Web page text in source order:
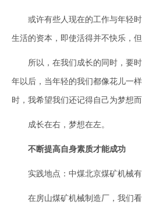
或许有些人现在的工作与年轻时
生活的资本，即使活得并不快乐，
所以，在我们成长的同时，要时
年以后，当年轻的我们都像花儿一
时，我希望我们还记得自己为梦想而
成长在右，梦想在左。
不断提高自身素质才能成功
实践地点：中煤北京煤矿机械有
在房山煤矿机械制造厂，我们看